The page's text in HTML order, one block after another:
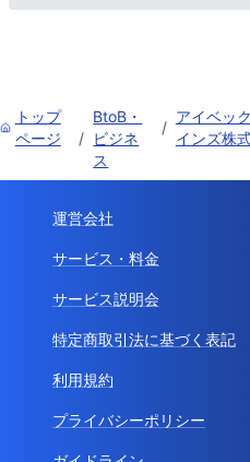
トップ
ページ
/
BtoB・
ビジネ
ス
/
アイベッ
インズ株
運営会社
サービス・料金
サービス説明会
特定商取引法に基づく表記
利用規約
プライバシーポリシー